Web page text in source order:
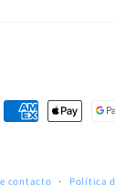
Formas
contacto Política